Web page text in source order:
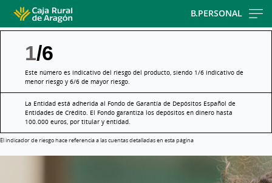
B.PERSONAL
1/6
Este número es indicativo del riesgo del producto, siendo 1/6 indicativo de
menor riesgo y 6/6 de mayor riesgo.
La Entidad está adherida al Fondo de Garantía de Depósitos Español de
Entidades de Crédito. El Fondo garantiza los depósitos en dinero hasta
100.000 euros, por titular y entidad.
El indicador de riesgo hace referencia a las cuentas detalladas en esta página